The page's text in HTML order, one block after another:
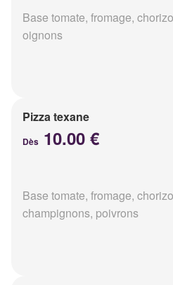
Base tomate, fromage,
oignons
Pizza texane
Dès 10.00 €
Base tomate, fromage,
champignons, poivrons